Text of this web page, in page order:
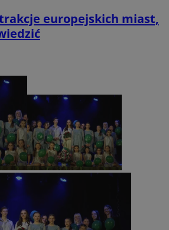
europejskich miast,